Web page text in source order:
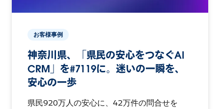
お客様事例
神奈川県、「県民の安心をつなぐAI
CRM」を#7119に。迷いの一瞬を、
安心の一歩
県民920万人の安心に、42万件の問合せを